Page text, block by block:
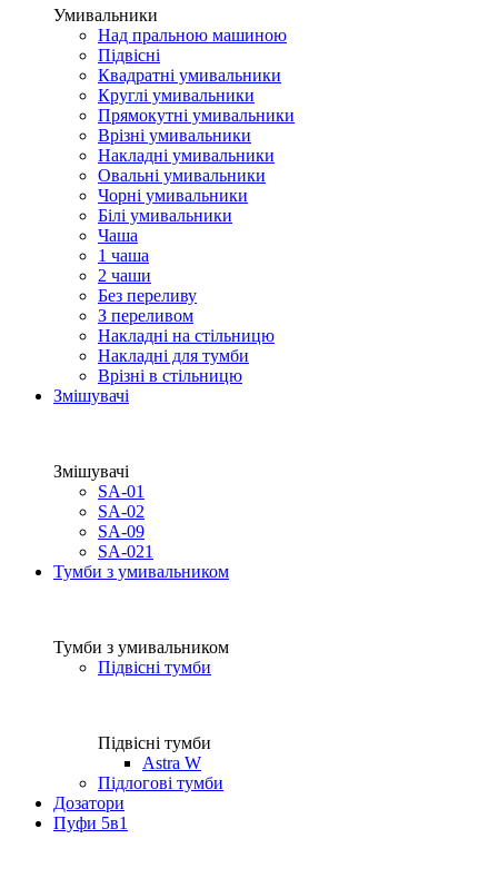
Умивальники
Над пральною машиною
Підвісні
Квадратні умивальники
Круглі умивальники
Прямокутні умивальники
Врізні умивальники
Накладні умивальники
Овальні умивальники
Чорні умивальники
Білі умивальники
Чаша
1 чаша
2 чаши
Без переливу
З переливом
Накладні на стільницю
Накладні для тумби
Врізні в стільницю
Змішувачі
Змішувачі
SA-01
SA-02
SA-09
SA-021
Тумби з умивальником
Тумби з умивальником
Підвісні тумби
Підвісні тумби
Astra W
Підлогові тумби
Дозатори
Пуфи 5в1